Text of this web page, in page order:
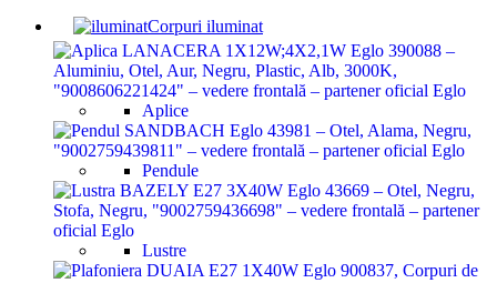
Corpuri iluminat
Aplice
Pendule
Lustre